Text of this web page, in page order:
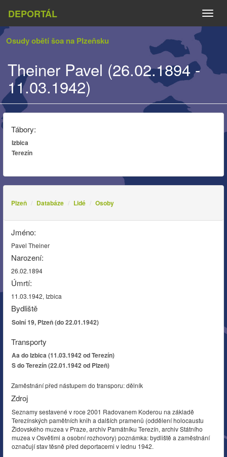
DEPORTÁL
Osudy obětí šoa na Plzeňsku
Theiner Pavel (26.02.1894 -
11.03.1942)
Tábory:
Izbica
Terezín
Plzeň Databáze Lidé Osoby
Jméno:
Pavel Theiner
Narození:
26.02.1894
Úmrtí:
11.03.1942, Izbica
Bydliště
Solní 19, Plzeň (do 22.01.1942)
Transporty
Aa do Izbica (11.03.1942 od Terezín)
S do Terezín (22.01.1942 od Plzeň)
Zaměstnání před nástupem do transporu: dělník
Zdroj
Seznamy sestavené v roce 2001 Radovanem Koderou na základě
Terezínských pamětních knih a dalších pramenů (oddělení holocaustu
Židovského muzea v Praze, archiv Památníku Terezín, archiv Státního
muzea v Osvětimi a osobní rozhovory) poznámka: bydliště a zaměstnání
označují stav těsně před deportacemi v lednu 1942.